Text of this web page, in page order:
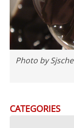
Photo by
CATEGORIES